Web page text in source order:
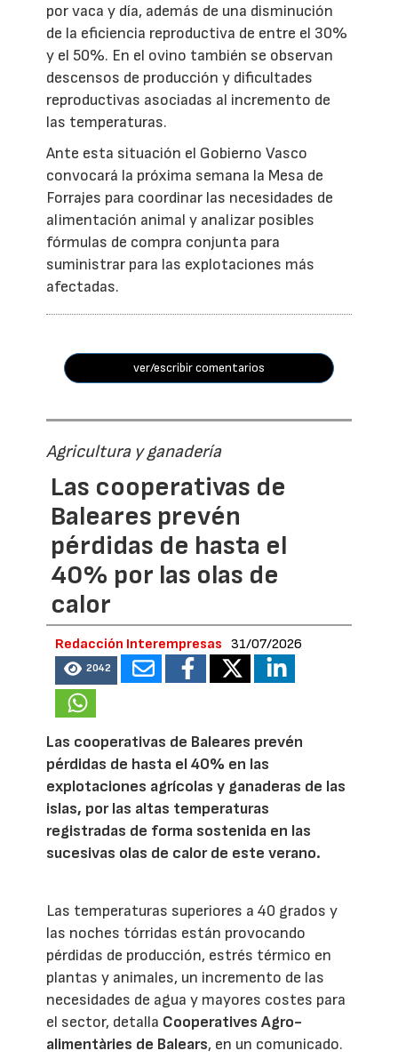
por vaca y día, además de una disminución
de la eficiencia reproductiva de entre el 30%
y el 50%. En el ovino también se observan
descensos de producción y dificultades
reproductivas asociadas al incremento de
las temperaturas.
Ante esta situación el Gobierno Vasco
convocará la próxima semana la Mesa de
Forrajes para coordinar las necesidades de
alimentación animal y analizar posibles
fórmulas de compra conjunta para
suministrar para las explotaciones más
afectadas.
ver/escribir comentarios
Agricultura y ganadería
Las cooperativas de
Baleares prevén
pérdidas de hasta el
40% por las olas de
calor
Redacción Interempresas 31/07/2026
2042
Las cooperativas de Baleares prevén
pérdidas de hasta el 40% en las
explotaciones agrícolas y ganaderas de las
islas, por las altas temperaturas
registradas de forma sostenida en las
sucesivas olas de calor de este verano.
Las temperaturas superiores a 40 grados y
las noches tórridas están provocando
pérdidas de producción, estrés térmico en
plantas y animales, un incremento de las
necesidades de agua y mayores costes para
el sector, detalla Cooperatives Agro-
alimentàries de Balears, en un comunicado.